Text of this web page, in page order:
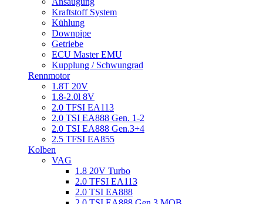
Kraftstoff System
Kühlung
Downpipe
Getriebe
ECU Master EMU
Kupplung / Schwungrad
Rennmotor
1.8T 20V
1.8-2.0l 8V
2.0 TFSI EA113
2.0 TSI EA888 Gen. 1-2
2.0 TSI EA888 Gen.3+4
2.5 TFSI EA855
Kolben
VAG
1.8 20V Turbo
2.0 TFSI EA113
2.0 TSI EA888